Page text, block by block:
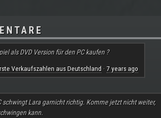
als DVD Version für den PC kaufen ?
Verkaufszahlen aus Deutschland · 7 years ago
schwingt Lara garnicht richtig. Komme jetzt nicht weiter,
kann.